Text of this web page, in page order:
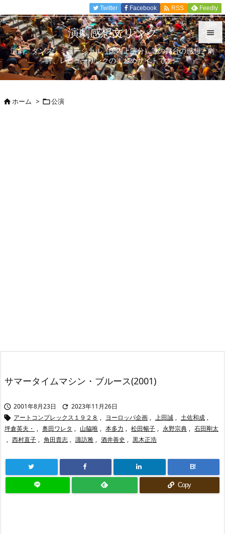


メニュ

Twitter Facebook  RSS Feedly
演劇感想文リンク
演劇、ダンス、ミュージカル（国内上演分）等の舞台の感想、劇
評、レビューリンクのまとめサイトです。
ホーム > 公演
サマータイムマシン・ブルース(2001)
 2001年8月23日  2023年11月26日
 アートコンプレックス１９２８ , ヨーロッパ企画 , 上田誠 , 土佐和成 ,
坪倉英夫・ , 奥田ワレタ , 山脇唯 , 本多力 , 松田暢子 , 永野宗典 , 石田剛太
, 西村直子 , 角田貴志 , 諏訪雅 , 酒井善史 , 黒木正浩
B!
Copy